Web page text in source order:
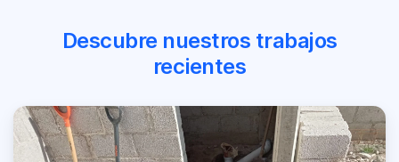
Descubre nuestros trabajos
recientes